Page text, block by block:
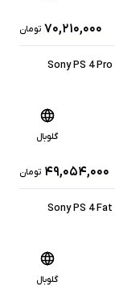
۷۰,۲۱۰,۰۰۰ تومان
کنسول بازی استوک سونی مدل Sony PS 4 Pro
گلوبال
۴۹,۰۵۴,۰۰۰ تومان
کنسول بازی استوک سونی مدل Sony PS 4 Fat
گلوبال